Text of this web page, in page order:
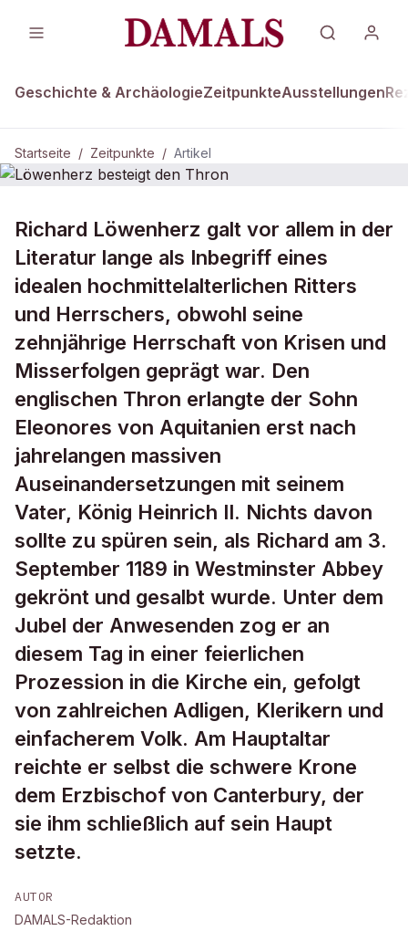
Geschichte & ArchäologieZeitpunkteAusstellungen
Startseite / Zeitpunkte / Artikel
Löwenherz besteigt den Thron
Richard Löwenherz galt vor allem in der
Literatur lange als Inbegriff eines
idealen hochmittelalterlichen Ritters
und Herrschers, obwohl seine
zehnjährige Herrschaft von Krisen und
Misserfolgen geprägt war. Den
englischen Thron erlangte der Sohn
Eleonores von Aquitanien erst nach
jahrelangen massiven
Auseinandersetzungen mit seinem
Vater, König Heinrich II. Nichts davon
sollte zu spüren sein, als Richard am 3.
September 1189 in Westminster Abbey
gekrönt und gesalbt wurde. Unter dem
Jubel der Anwesenden zog er an
diesem Tag in einer feierlichen
Prozession in die Kirche ein, gefolgt
von zahlreichen Adligen, Klerikern und
einfacherem Volk. Am Hauptaltar
reichte er selbst die schwere Krone
dem Erzbischof von Canterbury, der
sie ihm schließlich auf sein Haupt
setzte.
AUTOR
DAMALS-Redaktion